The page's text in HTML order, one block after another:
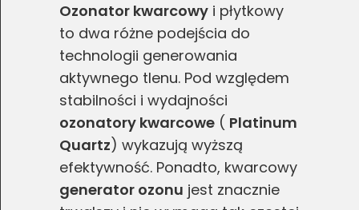
Ozonator kwarcowy i płytkowy
to dwa różne podejścia do
technologii generowania
aktywnego tlenu. Pod względem
stabilności i wydajności
ozonatory kwarcowe ( Platinum
Quartz) wykazują wyższą
efektywność. Ponadto, kwarcowy
generator ozonu jest znacznie
Zgoda na pliki cookie
Cookies to małe pliki danych, które są
przechowywane na Twoim urządzeniu podczas